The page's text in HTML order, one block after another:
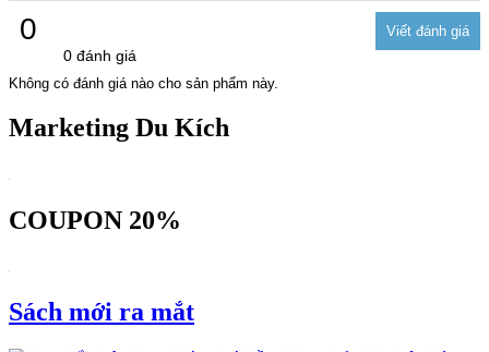
0
0 đánh giá
Không có đánh giá nào cho sản phẩm này.
Marketing Du Kích
COUPON 20%
Sách mới ra mắt